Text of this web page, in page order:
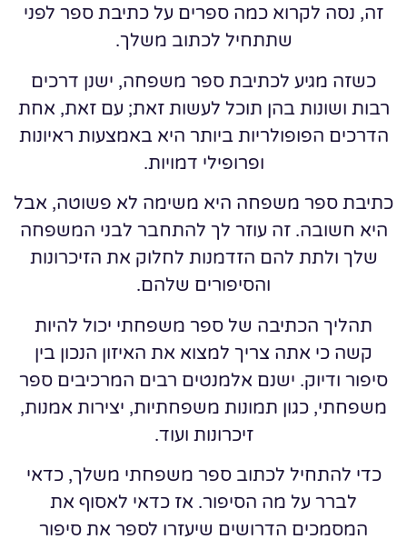
זה, נסה לקרוא כמה ספרים על כתיבת ספר לפני
שתתחיל לכתוב משלך.
כשזה מגיע לכתיבת ספר משפחה, ישנן דרכים
רבות ושונות בהן תוכל לעשות זאת; עם זאת, אחת
הדרכים הפופולריות ביותר היא באמצעות ראיונות
ופרופילי דמויות.
כתיבת ספר משפחה היא משימה לא פשוטה, אבל
היא חשובה. זה עוזר לך להתחבר לבני המשפחה
שלך ולתת להם הזדמנות לחלוק את הזיכרונות
והסיפורים שלהם.
תהליך הכתיבה של ספר משפחתי יכול להיות
קשה כי אתה צריך למצוא את האיזון הנכון בין
סיפור ודיוק. ישנם אלמנטים רבים המרכיבים ספר
משפחתי, כגון תמונות משפחתיות, יצירות אמנות,
זיכרונות ועוד.
כדי להתחיל לכתוב ספר משפחתי משלך, כדאי
לברר על מה הסיפור. אז כדאי לאסוף את
המסמכים הדרושים שיעזרו לספר את סיפור